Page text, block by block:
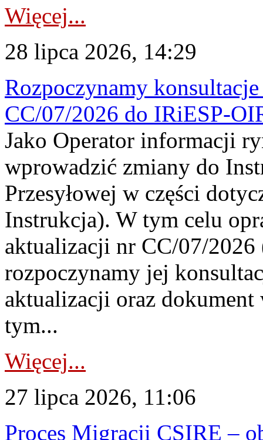
Więcej...
28 lipca 2026, 14:29
Rozpoczynamy
CC/07/2026 do IRiESP-
Jako Operator informacji
wprowadzić zmiany do
Przesyłowej w części
Instrukcja). W tym celu
aktualizacji nr CC/07/
rozpoczynamy jej
aktualizacji oraz
tym...
Więcej...
27 lipca 2026, 11:06
Proces Migracji CSIRE –